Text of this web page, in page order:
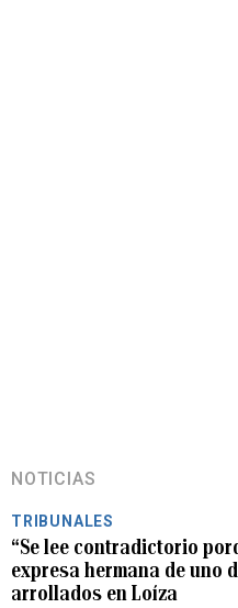
NOTICIAS
TRIBUNALES
“Se lee contradictorio
expresa hermana de uno
arrollados en Loíza